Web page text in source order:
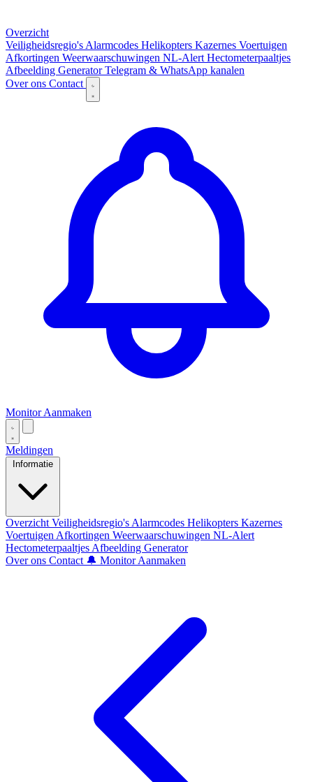
Overzicht
Veiligheidsregio's Alarmcodes Helikopters Kazernes Voertuigen
Afkortingen Weerwaarschuwingen NL-Alert Hectometerpaaltjes
Afbeelding GeneratorTelegram & WhatsApp kanalen
Over ons Contact
Monitor Aanmaken
Meldingen
Informatie
Overzicht Veiligheidsregio's Alarmcodes Helikopters Kazernes
Voertuigen Afkortingen Weerwaarschuwingen NL-Alert
Hectometerpaaltjes Afbeelding Generator
Over ons Contact 🔔 Monitor Aanmaken